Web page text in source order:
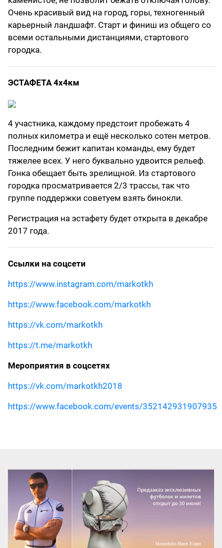
Очень красивый вид на город, горы, техногенный
карьерный ландшафт. Старт и финиш из общего со
всеми остальными дистанциями, стартового
городка.
ЭСТАФЕТА 4x4км
4 участника, каждому предстоит пробежать 4
полных километра и ещё несколько сотен метров.
Последним бежит капитан команды, ему будет
тяжелее всех. У него буквально удвоится рельеф.
Гонка обещает быть зрелищной. Из стартового
городка просматривается 2/3 трассы, так что
группе поддержки советуем взять бинокли.
Регистрация на эстафету будет открыта в декабре
2017 года.
Cсылки на соцсети
https://www.instagram.com/markotkh
https://www.facebook.com/markotkh
https://vk.com/markotkh
https://t.me/markotkh
Мероприятия в соцсетях
https://vk.com/markotkh2018
https://www.facebook.com/events/352142931907935